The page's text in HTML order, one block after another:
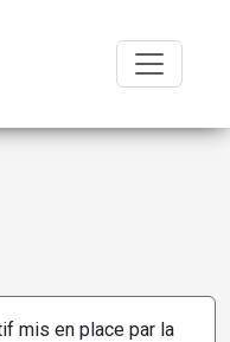
mis en place par la